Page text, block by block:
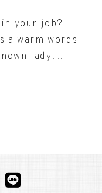
your job?
a warm words
lady….